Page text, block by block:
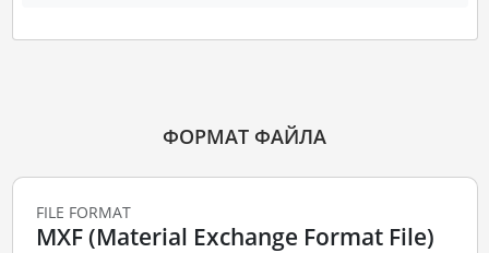
ФОРМАТ ФАЙЛА
FILE FORMAT
MXF (Material Exchange Format File)